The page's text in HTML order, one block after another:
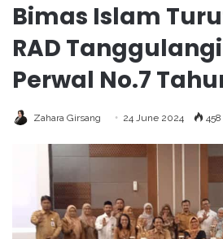
Bimas Islam
RAD Tanggulangi
Perwal No.7
Zahara Girsang 24 June 2024 458